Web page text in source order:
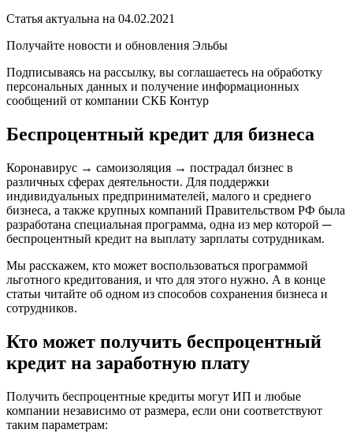
Статья актуальна на 04.02.2021
Получайте новости и обновления Эльбы
Подписываясь на рассылку, вы соглашаетесь на обработку
персональных данных и получение информационных
сообщений от компании СКБ Контур
Беспроцентный кредит для бизнеса
Коронавирус → самоизоляция → пострадал бизнес в
различных сферах деятельности. Для поддержки
индивидуальных предпринимателей, малого и среднего
бизнеса, а также крупных компаний Правительством РФ была
разработана специальная программа, одна из мер которой ─
беспроцентный кредит на выплату зарплаты сотрудникам.
Мы расскажем, кто может воспользоваться программой
льготного кредитования, и что для этого нужно. А в конце
статьи читайте об одном из способов сохранения бизнеса и
сотрудников.
Кто может получить беспроцентный
кредит на заработную плату
Получить беспроцентные кредиты могут ИП и любые
компании независимо от размера, если они соответствуют
таким параметрам: